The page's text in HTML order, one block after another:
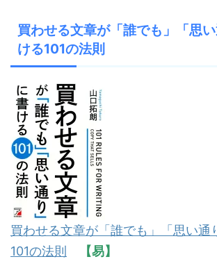
買わせる文章が「誰でも」「思
ける101の法則
買わせる文章が「誰でも」「思い通
101の法則
【易】